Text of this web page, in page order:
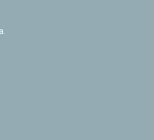
eskatzeko baimena